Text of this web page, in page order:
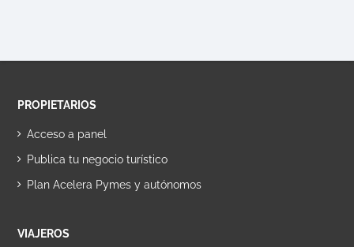
PROPIETARIOS
Acceso a panel
Publica tu negocio turístico
Plan Acelera Pymes y autónomos
VIAJEROS